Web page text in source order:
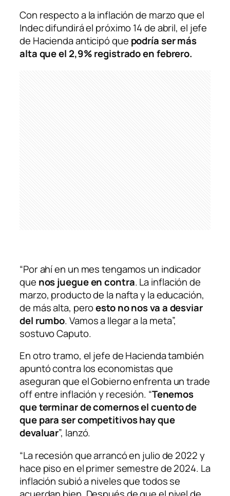
Con respecto a la inflación de marzo que el
Indec difundirá el próximo 14 de abril, el jefe
de Hacienda anticipó que podría ser más
alta que el 2,9% registrado en febrero.
“Por ahí en un mes tengamos un indicador
que nos juegue en contra. La inflación de
marzo, producto de la nafta y la educación,
de más alta, peroesto no nos va a desviar
del rumbo. Vamos a llegar a la meta”,
sostuvo Caputo.
En otro tramo, el jefe de Hacienda también
apuntó contra los economistas que
aseguran que el Gobierno enfrenta untrade
offentre inflación y recesión. “Tenemos
que terminar de comernos el cuento de
que para ser competitivos hay que
devaluar”, lanzó.
“La recesión que arrancó en julio de 2022 y
hace piso en el primer semestre de 2024. La
inflación subió a niveles que todos se